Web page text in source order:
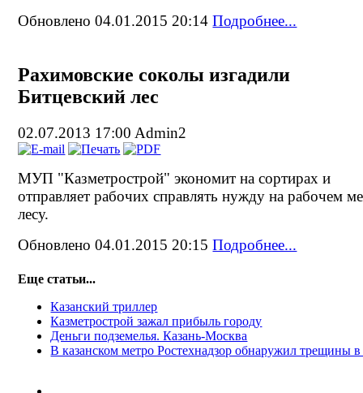
Обновлено 04.01.2015 20:14Подробнее...
Рахимовские соколы изгадили
Битцевский лес
02.07.2013 17:00 Admin2
МУП "Казметрострой" экономит на сортирах и
отправляет рабочих справлять нужду на рабочем
лесу.
Обновлено 04.01.2015 20:15Подробнее...
Еще статьи...
Казанский триллер
Казметрострой зажал прибыль городу
Деньги подземелья. Казань-Москва
В казанском метро Ростехнадзор обнаружил трещины в